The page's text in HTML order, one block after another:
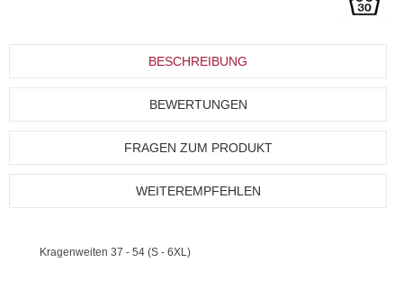
BESCHREIBUNG
BEWERTUNGEN
FRAGEN ZUM PRODUKT
WEITEREMPFEHLEN
Kragenweiten 37 - 54 (S - 6XL)